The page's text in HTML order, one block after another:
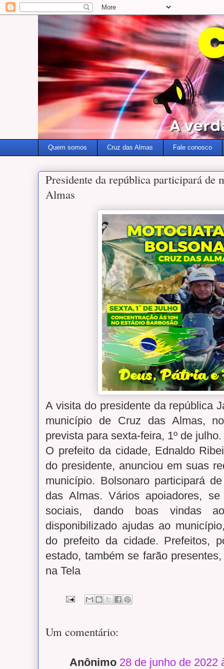
Quem somos Cruz das Almas Fale conosco
Presidente da república participará de
Almas
A visita do presidente da república
município de Cruz das Almas,
prevista para sexta-feira, 1º de
O prefeito da cidade, Ednaldo
do presidente, anunciou em suas
município. Bolsonaro participará
das Almas. Vários apoiadores,
sociais, dando boas vindas
disponibilizado ajudas ao
do prefeito da cidade. Prefeitos,
estado, também se farão
na Tela
Um comentário:
Anônimo 28 de junho de 2022